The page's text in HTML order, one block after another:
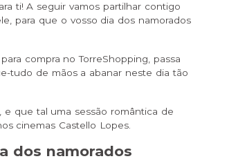
ti! A seguir vamos partilhar contigo
para que o vosso dia dos namorados
compra no TorreShopping, passa
tudo de mãos a abanar neste dia tão
e que tal uma sessão romântica de
cinemas Castello Lopes.
dos namorados